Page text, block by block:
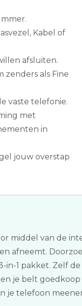
Kabel of
afsluiten.
zenders als Fine
vaste telefonie.
met
in
jouw overstap
middel van de
afneemt.
1 pakket. Zelf
je belt
telefoon